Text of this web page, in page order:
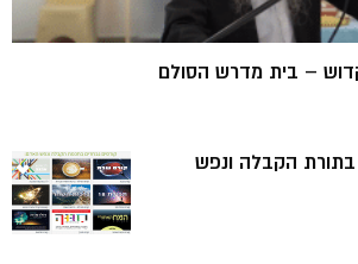
– בית מדרש הסולם
בתורת הקבלה ונפש